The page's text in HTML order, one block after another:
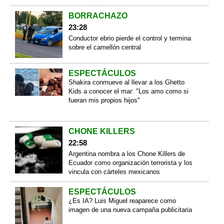
BORRACHAZO
23:28
Conductor ebrio pierde el control y termina
sobre el camellón central
ESPECTÁCULOS
Shakira conmueve al llevar a los Ghetto
Kids a conocer el mar: "Los amo como si
fueran mis propios hijos"
CHONE KILLERS
22:58
Argentina nombra a los Chone Killers de
Ecuador como organización terrorista y los
vincula con cárteles mexicanos
ESPECTÁCULOS
¿Es IA? Luis Miguel reaparece como
imagen de una nueva campaña publicitaria